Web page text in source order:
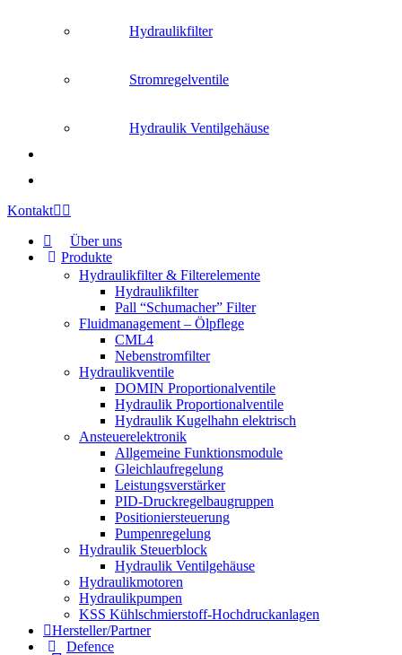
Hydraulikfilter
Stromregelventile
Hydraulik Ventilgehäuse
Kontakt
Über uns
Produkte
Hydraulikfilter & Filterelemente
Hydraulikfilter
Pall “Schumacher” Filter
Fluidmanagement – Ölpflege
CML4
Nebenstromfilter
Hydraulikventile
DOMIN Proportionalventile
Hydraulik Proportionalventile
Hydraulik Kugelhahn elektrisch
Ansteuerelektronik
Allgemeine Funktionsmodule
Gleichlaufregelung
Leistungsverstärker
PID-Druckregelbaugruppen
Positioniersteuerung
Pumpenregelung
Hydraulik Steuerblock
Hydraulik Ventilgehäuse
Hydraulikmotoren
Hydraulikpumpen
KSS Kühlschmierstoff-Hochdruckanlagen
Hersteller/Partner
Defence